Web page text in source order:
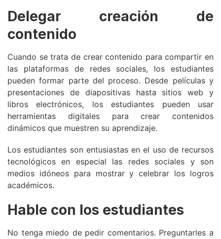
Delegar creación de
contenido
Cuando se trata de crear contenido para compartir en
las plataformas de redes sociales, los estudiantes
pueden formar parte del proceso. Desde películas y
presentaciones de diapositivas hasta sitios web y
libros electrónicos, los estudiantes pueden usar
herramientas digitales para crear contenidos
dinámicos que muestren su aprendizaje.
Los estudiantes son entusiastas en el uso de recursos
tecnológicos en especial las redes sociales y son
medios idóneos para mostrar y celebrar los logros
académicos.
Hable con los estudiantes
No tenga miedo de pedir comentarios. Preguntarles a